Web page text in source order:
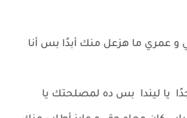
و عمري ما هزعل منك أبدًا بس أنا
يا ليندا بس ده لمصلحتك يا